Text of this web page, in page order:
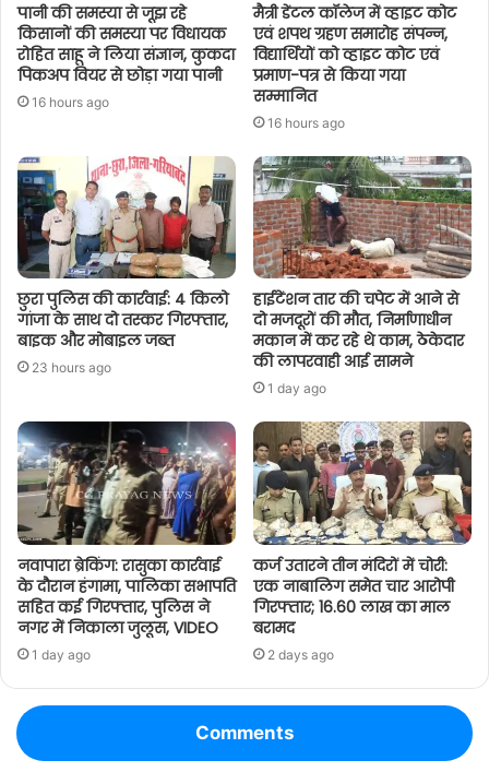
पानी की समस्या से जूझ रहे
किसानों की समस्या पर विधायक
रोहित साहू ने लिया संज्ञान, कुकदा
पिकअप वियर से छोड़ा गया पानी
16 hours ago
मैत्री डेंटल कॉलेज में व्हाइट कोट
एवं शपथ ग्रहण समारोह संपन्न,
विद्यार्थियों को व्हाइट कोट एवं
प्रमाण-पत्र से किया गया
सम्मानित
16 hours ago
छुरा पुलिस की कार्रवाई: 4 किलो
गांजा के साथ दो तस्कर गिरफ्तार,
बाइक और मोबाइल जब्त
23 hours ago
हाईटेंशन तार की चपेट में आने से
दो मजदूरों की मौत, निर्माणाधीन
मकान में कर रहे थे काम, ठेकेदार
की लापरवाही आई सामने
1 day ago
नवापारा ब्रेकिंग: रासुका कार्रवाई
के दौरान हंगामा, पालिका सभापति
सहित कई गिरफ्तार, पुलिस ने
नगर में निकाला जुलूस, VIDEO
1 day ago
कर्ज उतारने तीन मंदिरों में चोरी:
एक नाबालिग समेत चार आरोपी
गिरफ्तार; 16.60 लाख का माल
बरामद
2 days ago
Comments